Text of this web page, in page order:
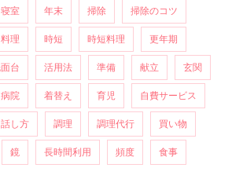
寝室 年末 掃除 掃除のコツ
料理 時短 時短料理 更年期
台 活用法 準備 献立 玄関
病院 着替え 育児 自費サービス
話し方 調理 調理代行 買い物
鏡 長時間利用 頻度 食事